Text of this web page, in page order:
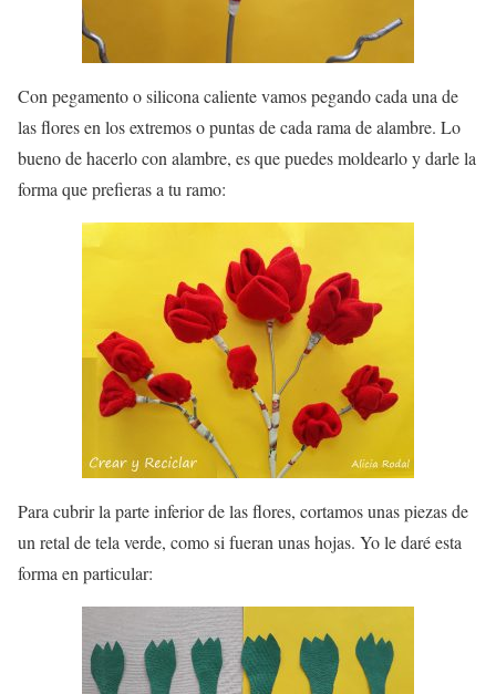
Con pegamento o silicona caliente vamos pegando cada una de
las flores en los extremos o puntas de cada rama de alambre. Lo
bueno de hacerlo con alambre, es que puedes moldearlo y darle la
forma que prefieras a tu ramo:
Para cubrir la parte inferior de las flores, cortamos unas piezas de
un retal de tela verde, como si fueran unas hojas. Yo le daré esta
forma en particular: